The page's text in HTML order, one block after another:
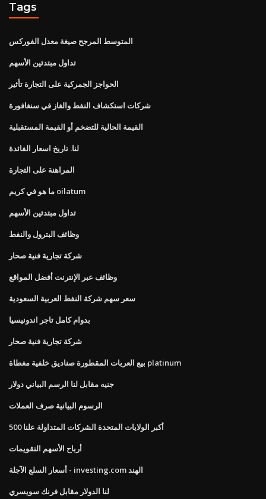
Tags
المتوسط ​​المرجح صيغة معدل الفوركس
تداول مبتدئين الأسهم
الحواجز الجمركية على التجارة تأثير
شركات استكشاف النفط والغاز في سنغافورة
القيمة الحالية للتضخم أو القيمة المستقبلية
لنا. تاريخ اسعار الفائدة
المراهنة على التجارة
ما هو في كريم oilatum
تداول مبتدئين الأسهم
وظائف البترول والنفط
شركة تجارية فنية صحار
وظائف عبر الإنترنت أفضل المواقع
سعر سهم شركة النفط العربية السعودية
بدوام كامل تاجر اندونيسيا
شركة تجارية فنية صحار
بيع العربات المقطورة صناديق خلفية مغطاة platinum
جنيه مقابل لنا الرسم البياني دولار
الرسوم البيانية صرف العملات
500 أكبر الولايات المتحدة الشركات المتداولة علنا
أرباح الأسهم التقويمات
أسعار السلع الآجلة - investing.com الهند
لنا الدولار مقابل فرنك سويسري